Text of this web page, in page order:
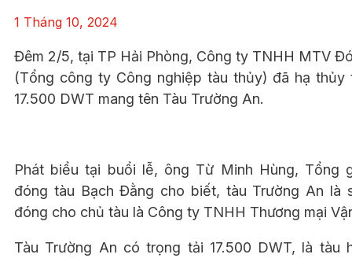
1 Tháng 10, 2024
Đêm 2/5, tại TP Hải Phòng, Công ty TNHH MTV
(Tổng công ty Công nghiệp tàu thủy) đã hạ thủy
17.500 DWT mang tên Tàu Trường An.
Phát biểu tại buổi lễ, ông Từ Minh Hùng, Tổng
đóng tàu Bạch Đằng cho biết, tàu Trường An là
đóng cho chủ tàu là Công ty TNHH Thương mại
Tàu Trường An có trọng tải 17.500 DWT, là tàu